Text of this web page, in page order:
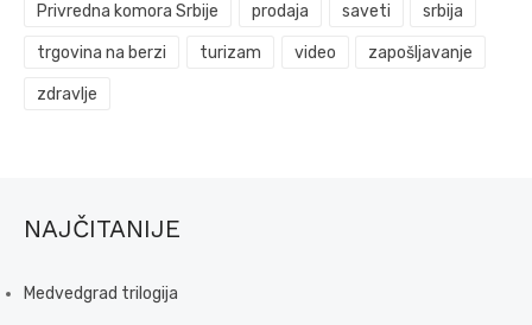
Privredna komora Srbije prodaja saveti srbija
trgovina na berzi turizam video zapošljavanje
zdravlje
NAJČITANIJE
Medvedgrad trilogija